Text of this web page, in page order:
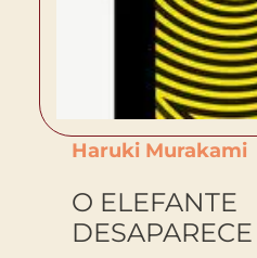
Haruki Murakami
O ELEFANTE
DESAPARECE